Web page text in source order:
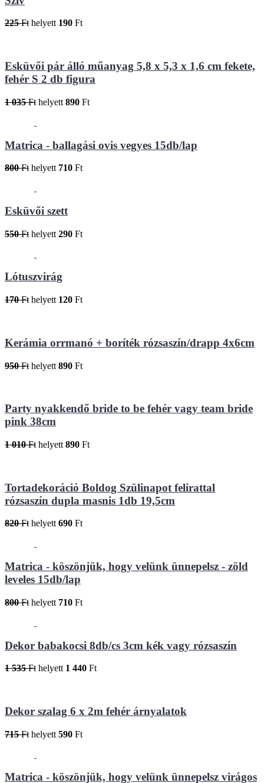
225 Ft helyett 190 Ft
Esküvői pár álló műanyag 5,8 x 5,3 x 1,6 cm fekete,
fehér S 2 db figura
1 035 Ft helyett 890 Ft
Matrica - ballagási ovis vegyes 15db/lap
800 Ft helyett 710 Ft
Esküvői szett
550 Ft helyett 290 Ft
Lótuszvirág
170 Ft helyett 120 Ft
Kerámia orrmanó + boríték rózsaszín/drapp 4x6cm
950 Ft helyett 890 Ft
Party nyakkendő bride to be fehér vagy team bride
pink 38cm
1 010 Ft helyett 890 Ft
Tortadekoráció Boldog Szülinapot felirattal
rózsaszín dupla masnis 1db 19,5cm
820 Fthelyett690 Ft
Matrica - köszönjük, hogy velünk ünnepelsz - zöld
leveles 15db/lap
800 Ft helyett 710 Ft
Dekor babakocsi 8db/cs 3cm kék vagy rózsaszín
1 535 Ft helyett 1 440 Ft
Dekor szalag 6 x 2m fehér árnyalatok
715 Ft helyett 590 Ft
Matrica - köszönjük, hogy velünk ünnepelsz virágos